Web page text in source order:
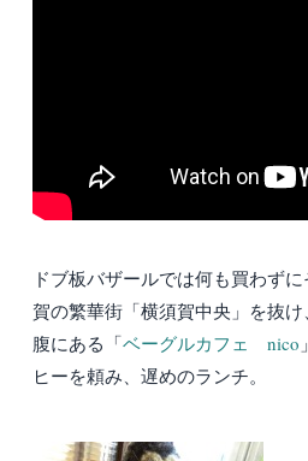
ドブ板バザールでは何も買わず
賀の繁華街「横須賀中央」を抜
腹にある「ベーグルカフェ nico
ヒーを頼み、遅めのランチ。